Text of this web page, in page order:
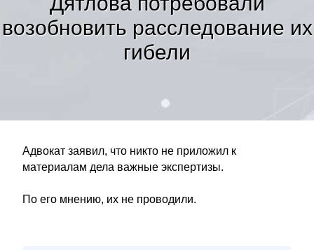
возобновить расследование их
гибели
Адвокат заявил, что никто не приложил к
материалам дела важные экспертизы.
По его мнению, их не проводили.
Рубрики»